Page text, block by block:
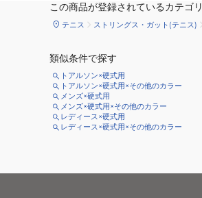
この商品が登録されているカテゴリ
テニス ストリングス・ガット(テニス)
類似条件で探す
トアルソン×硬式用
トアルソン×硬式用×その他のカラー
メンズ×硬式用
メンズ×硬式用×その他のカラー
レディース×硬式用
レディース×硬式用×その他のカラー